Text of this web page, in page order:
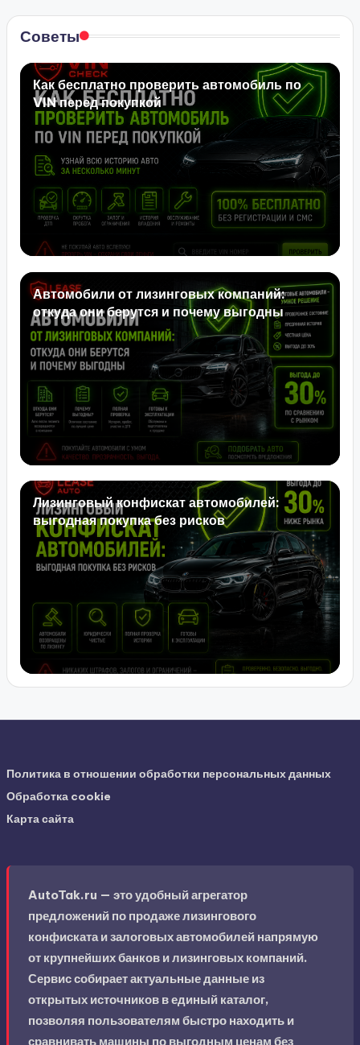
Советы
Как бесплатно проверить автомобиль по
VIN перед покупкой
Автомобили от лизинговых компаний:
откуда они берутся и почему выгодны
Лизинговый конфискат автомобилей:
выгодная покупка без рисков
Политика в отношении обработки персональных данных
Обработка cookie
Карта сайта
AutoTak.ru — это удобный агрегатор
предложений по продаже лизингового
конфиската и залоговых автомобилей напрямую
от крупнейших банков и лизинговых компаний.
Сервис собирает актуальные данные из
открытых источников в единый каталог,
позволяя пользователям быстро находить и
сравнивать машины по выгодным ценам без